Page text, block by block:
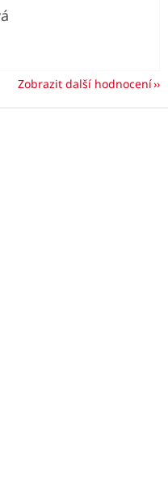
je 5 z 5 hvězdiček.
Zobrazit další hodnocení